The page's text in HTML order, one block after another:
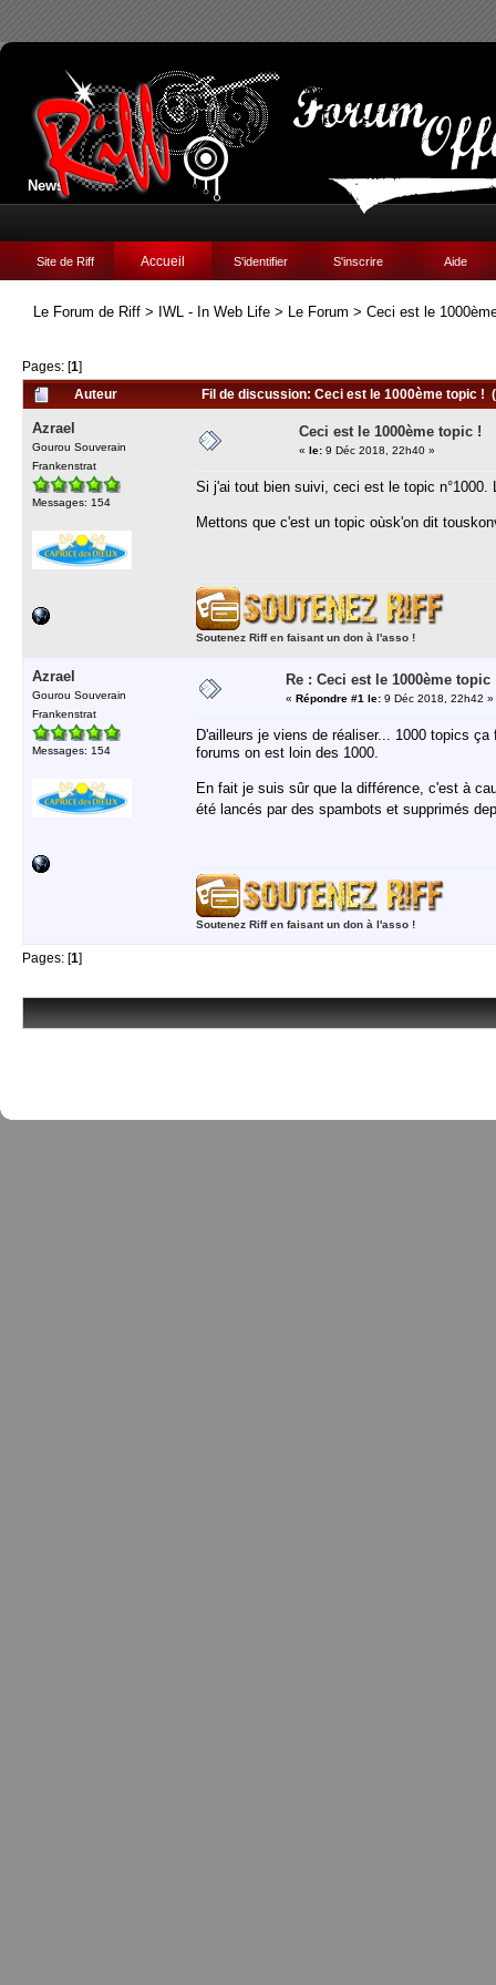
News:
Site de Riff Accueil S'identifier S'inscrire Aide
Le Forum de Riff > IWL - In Web Life > Le Forum > Ceci est le
Pages: [1]
Auteur
Fil de discussion: Ceci est le 1000ème topic !
Azrael
Gourou Souverain
Frankenstrat
Messages: 154
Ceci est le 1000ème topic !
« le: 9 Déc 2018, 22h40 »
Si j'ai tout bien suivi, ceci est le topic n°1000.
Mettons que c'est un topic oùsk'on dit
Soutenez Riff en faisant un don à l'asso !
Azrael
Gourou Souverain
Frankenstrat
Messages: 154
Re : Ceci est le 1000ème topic
« Répondre #1 le: 9 Déc 2018, 22h42 »
D'ailleurs je viens de réaliser... 1000 topics
forums on est loin des 1000.
En fait je suis sûr que la différence, c'est à
été lancés par des spambots et supprimés
Soutenez Riff en faisant un don à l'asso !
Pages: [1]